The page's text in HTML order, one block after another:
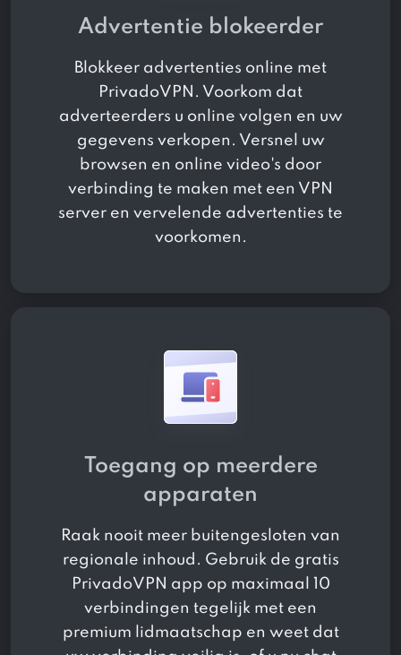
Advertentie blokeerder
Blokkeer advertenties online met
PrivadoVPN. Voorkom dat
adverteerders u online volgen en uw
gegevens verkopen. Versnel uw
browsen en online video's door
verbinding te maken met een VPN
server en vervelende advertenties te
voorkomen.
Toegang op meerdere
apparaten
Raak nooit meer buitengesloten van
regionale inhoud. Gebruik de gratis
PrivadoVPN app op maximaal 10
verbindingen tegelijk met een
premium lidmaatschap en weet dat